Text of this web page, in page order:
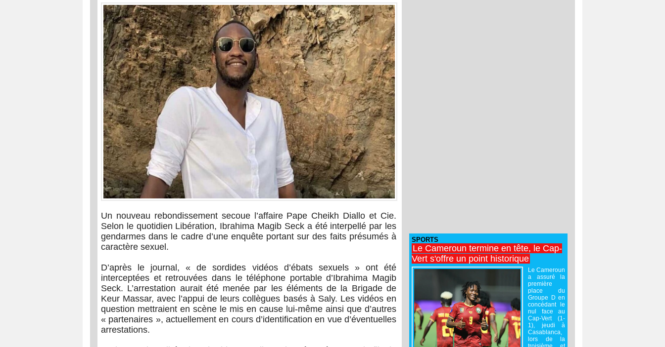
Un nouveau rebondissement secoue l’affaire Pape Cheikh Diallo et Cie.
Selon le quotidien Libération, Ibrahima Magib Seck a été interpellé par les
gendarmes dans le cadre d’une enquête portant sur des faits présumés à
caractère sexuel.
D’après le journal, « de sordides vidéos d’ébats sexuels » ont été
interceptées et retrouvées dans le téléphone portable d’Ibrahima Magib
Seck. L’arrestation aurait été menée par les éléments de la Brigade de
Keur Massar, avec l’appui de leurs collègues basés à Saly. Les vidéos en
question mettraient en scène le mis en cause lui-même ainsi que d’autres
« partenaires », actuellement en cours d’identification en vue d’éventuelles
arrestations.
SPORTS
Le Cameroun termine en tête, le Cap-
Vert s'offre un point historique
Le Cameroun
a assuré la
première
place du
Groupe D en
concédant le
nul face au
Cap-Vert (1-
1), jeudi à
Casablanca,
lors de la